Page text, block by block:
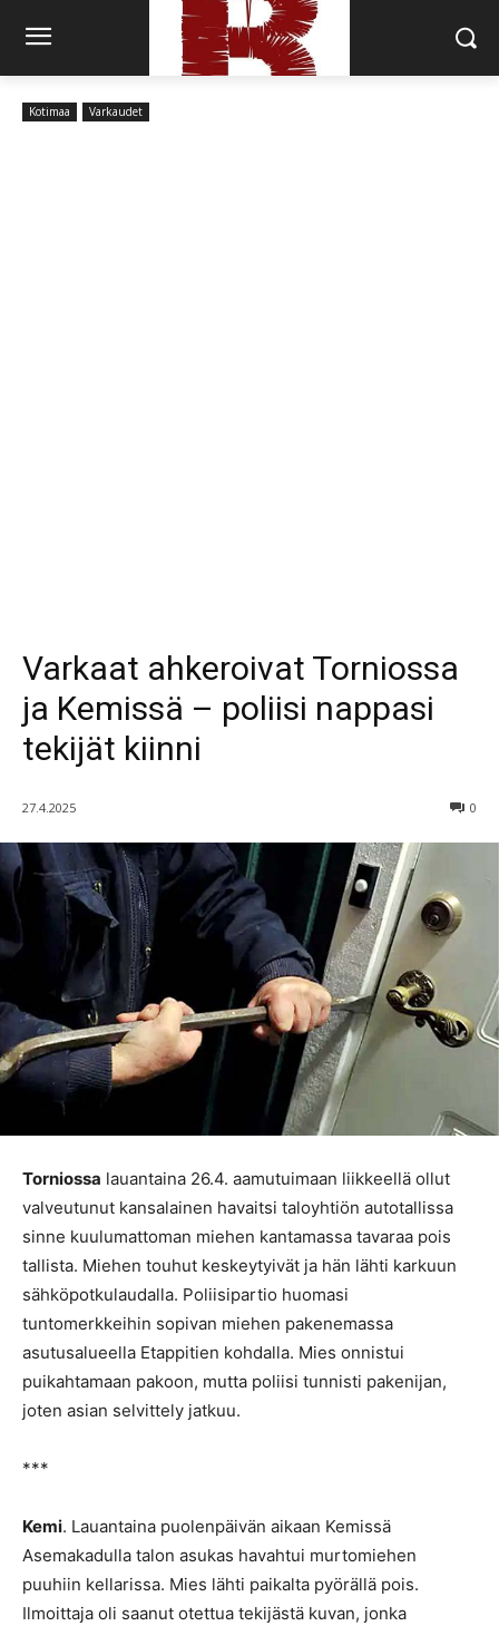
Kotimaa Varkaudet
Varkaat ahkeroivat Torniossa
ja Kemissä – poliisi nappasi
tekijät kiinni
27.4.2025 0
Torniossa lauantaina 26.4. aamutuimaan liikkeellä ollut
valveutunut kansalainen havaitsi taloyhtiön autotallissa
sinne kuulumattoman miehen kantamassa tavaraa pois
tallista. Miehen touhut keskeytyivät ja hän lähti karkuun
sähköpotkulaudalla. Poliisipartio huomasi
tuntomerkkeihin sopivan miehen pakenemassa
asutusalueella Etappitien kohdalla. Mies onnistui
puikahtamaan pakoon, mutta poliisi tunnisti pakenijan,
joten asian selvittely jatkuu.
***
Kemi. Lauantaina puolenpäivän aikaan Kemissä
Asemakadulla talon asukas havahtui murtomiehen
puuhiin kellarissa. Mies lähti paikalta pyörällä pois.
Ilmoittaja oli saanut otettua tekijästä kuvan, jonka